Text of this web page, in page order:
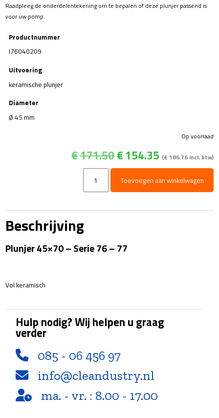
Raadpleeg de onderdelentekening om te bepalen of deze plunjer passend is
voor uw pomp.
Productnummer
I76040209
Uitvoering
keramische plunjer
Diameter
Ø 45 mm
€171.50Oorspronkelijke
prijs
was:
€171.50.
€154.35 Huidige
prijs
is:
€154.35.
(€ 186.76incl. btw)
Op voorraad
Ø45x70
-
-
aantal
Toevoegen aan winkelwagen
Beschrijving
Plunjer 45×70 – Serie 76 – 77
Vol keramisch
Hulp nodig? Wij helpen u graag
verder
085 - 06 456 97
info@cleandustry.nl
ma. - vr. : 8.00 - 17.00